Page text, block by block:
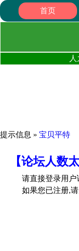
首页
提示信息 » 宝贝平特
【论坛人数
请直接登录用
如果您已注册,